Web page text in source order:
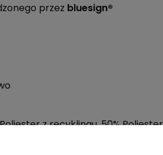
przez bluesign®
z recyklingu, 50%